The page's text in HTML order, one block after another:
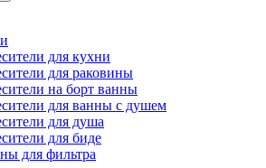
для кухни
для раковины
на борт ванны
для ванны с душем
для душа
для биде
для фильтра